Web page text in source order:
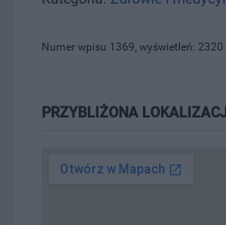
Numer wpisu 1369, wyświetleń: 2320
PRZYBLIŻONA